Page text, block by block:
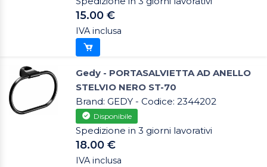
15.00 €
IVA inclusa
Gedy - PORTASALVIETTA AD ANELLO
STELVIO NERO ST-70
Brand: GEDY - Codice: 2344202
Disponibile
Spedizione in 3 giorni lavorativi
18.00 €
IVA inclusa